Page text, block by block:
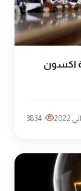
اكسون
3834